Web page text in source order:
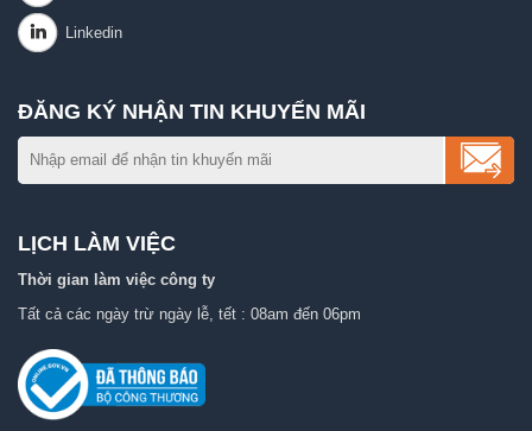
ĐĂNG KÝ NHẬN TIN KHUYẾN MÃI
LỊCH LÀM VIỆC
Thời gian làm việc công ty
Tất cả các ngày trừ ngày lễ, tết : 08am đến 06pm